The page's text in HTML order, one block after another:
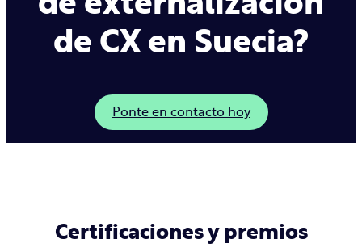
de CX en Suecia?
Ponte en contacto hoy
Certificaciones y premios